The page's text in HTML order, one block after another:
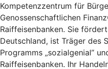
Kompetenzzentrum für
Genossenschaftlichen
Raiffeisenbanken. Sie
Deutschland, ist Träger des
Programms „sozialgenial”
Raiffeisenbanken. Ihr